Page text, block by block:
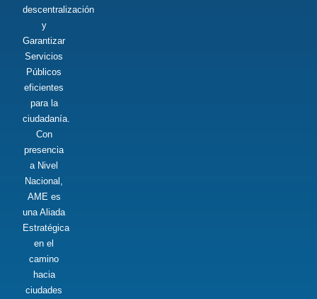
descentralización
y
Garantizar
Servicios
Públicos
eficientes
para la
ciudadanía.
Con
presencia
a Nivel
Nacional,
AME es
una Aliada
Estratégica
en el
camino
hacia
ciudades